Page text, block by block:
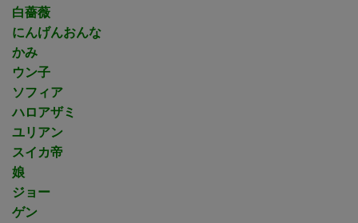
白薔薇
にんげんおんな
かみ
ウン子
ソフィア
ハロアザミ
ユリアン
スイカ帝
娘
ジョー
ゲン